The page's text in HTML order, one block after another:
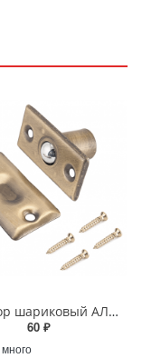
Фиксатор шариковый АЛЛЮР СТАНДАРТ ЕВРОПАКЕТ 588 AB старая бронза
60 ₽
много